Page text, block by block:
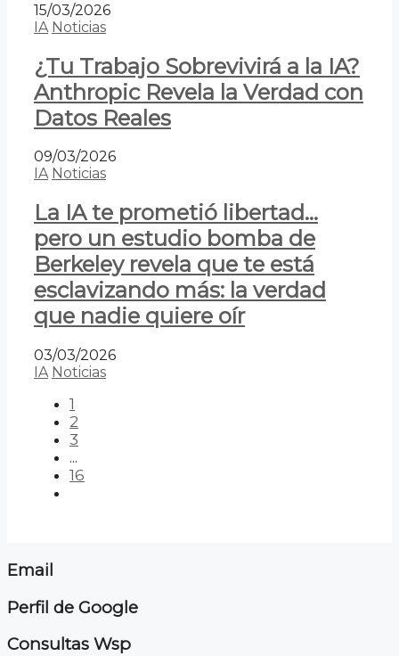
15/03/2026
IA Noticias
¿Tu Trabajo Sobrevivirá a la IA?
Anthropic Revela la Verdad con
Datos Reales
09/03/2026
IA Noticias
La IA te prometió libertad…
pero un estudio bomba de
Berkeley revela que te está
esclavizando más: la verdad
que nadie quiere oír
03/03/2026
IA Noticias
1
2
3
...
16
Email
Perfil de Google
Consultas Wsp